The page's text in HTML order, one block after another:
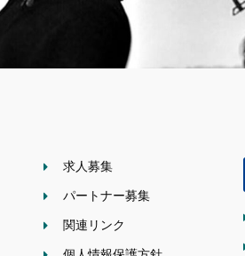
求人募集
パートナー募集
関連リンク